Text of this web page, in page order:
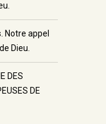
Notre appel
Dieu.
DES
DE